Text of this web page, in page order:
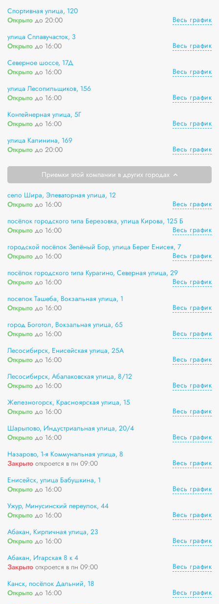
Спортивная улица, 120
Открыто до 20:00
Весь график
улица Сплавучасток, 3
Открыто до 16:00
Весь график
Северное шоссе, 17Д
Открыто до 16:00
Весь график
улица Лесопильщиков, 156
Открыто до 16:00
Весь график
Контейнерная улица, 5Г
Открыто до 16:00
Весь график
улица Калинина, 169
Открыто до 20:00 Весь график
Приемки этой компании в других городах
село Шира, Элеваторная улица, 12
Открыто до 16:00
Весь график
посёлок городского типа Березовка, улица Кирова, 125 Б
Открыто до 16:00
Весь график
городской посёлок Зелёный Бор, улица Берег Енисея, 7
Открыто до 16:00
Весь график
посёлок городского типа Курагино, Северная улица, 29
Открыто до 16:00
Весь график
поселок Ташеба, Вокзальная улица, 1
Открыто до 16:00
Весь график
город Боготол, Вокзальная улица, 65
Открыто до 16:00
Весь график
Лесосибирск, Енисейская улица, 25А
Открыто до 16:00
Весь график
Лесосибирск, Абалаковская улица, 8/12
Открыто до 16:00
Весь график
Железногорск, Красноярская улица, 15
Открыто до 16:00
Весь график
Шарыпово, Индустриальная улица, 20/4
Открыто до 16:00
Весь график
Назарово, 1-я Коммунальная улица, 8
Закрыто откроется в пн 09:00
Весь график
Енисейск, улица Бабушкина, 1
Открыто до 16:00
Весь график
Ужур, Минусинский переулок, 44
Открыто до 16:00
Весь график
Абакан, Кирпичная улица, 23
Открыто до 16:00
Весь график
Абакан, Игарская 8 к 4
Закрыто откроется в пн 09:00
Весь график
Канск, посёлок Дальний, 18
Открыто до 16:00
Весь график